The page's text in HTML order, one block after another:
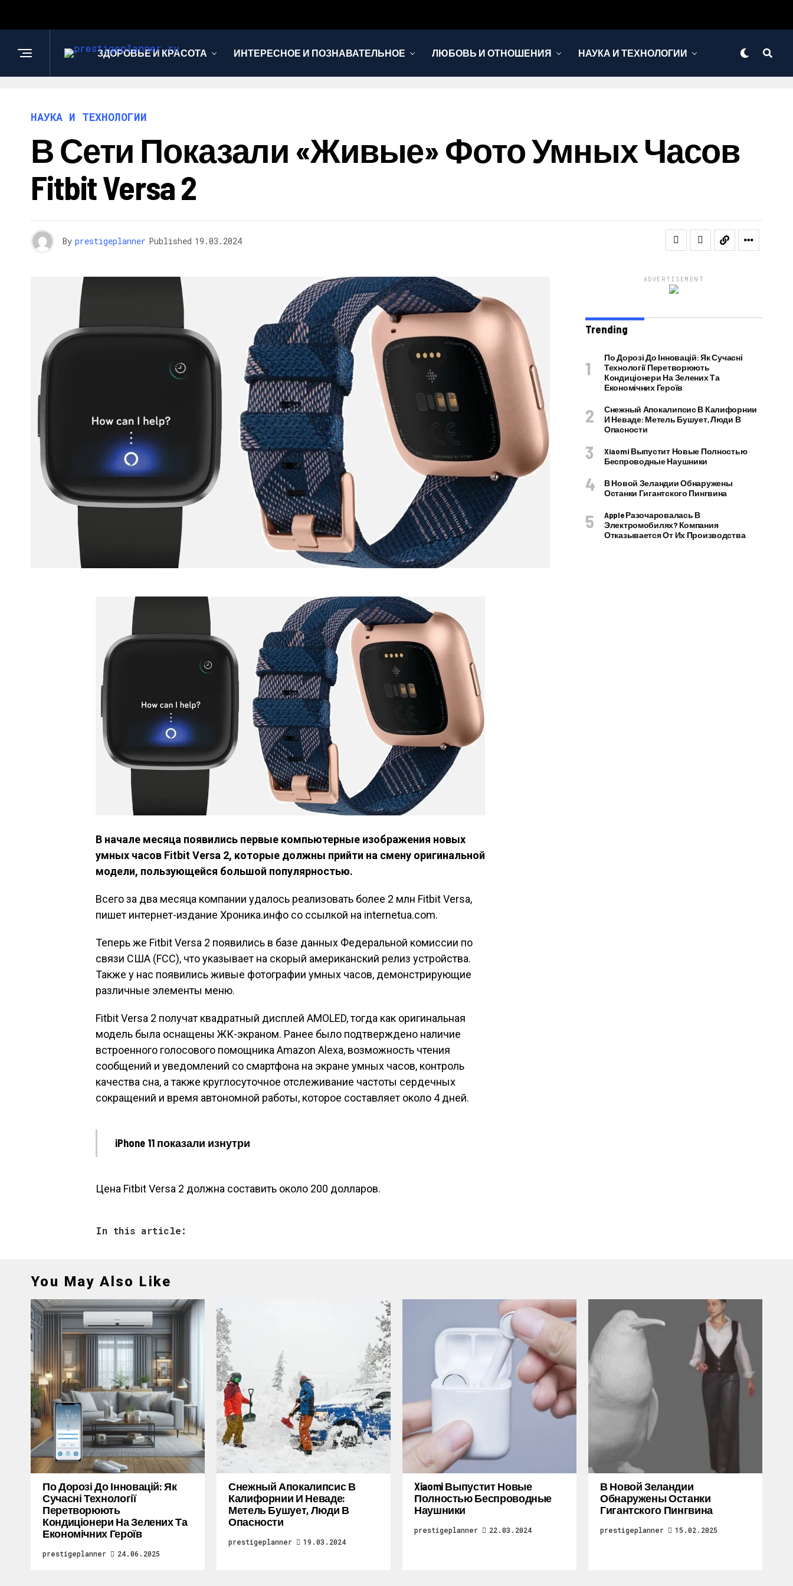
ЗДОРОВЬЕ И КРАСОТА ИНТЕРЕСНОЕ И ПОЗНАВАТЕЛЬНОЕ ЛЮБОВЬ И ОТНОШЕНИЯ НАУКА И ТЕХНОЛОГИИ
НАУКА И ТЕХНОЛОГИИ
В Сети Показали «живые» Фото Умных Часов
Fitbit Versa 2
By prestigeplanner Published 19.03.2024
В начале месяца появились первые компьютерные изображения новых
умных часов Fitbit Versa 2, которые должны прийти на смену оригинальной
модели, пользующейся большой популярностью.
Всего за два месяца компании удалось реализовать более 2 млн Fitbit Versa,
пишет интернет-издание Хроника.инфо со ссылкой на internetua.com.
Теперь же Fitbit Versa 2 появились в базе данных Федеральной комиссии по
связи США (FCC), что указывает на скорый американский релиз устройства.
Также у нас появились живые фотографии умных часов, демонстрирующие
различные элементы меню.
Fitbit Versa 2 получат квадратный дисплей AMOLED, тогда как оригинальная
модель была оснащены ЖК-экраном. Ранее было подтверждено наличие
встроенного голосового помощника Amazon Alexa, возможность чтения
сообщений и уведомлений со смартфона на экране умных часов, контроль
качества сна, а также круглосуточное отслеживание частоты сердечных
сокращений и время автономной работы, которое составляет около 4 дней.
iPhone 11 показали изнутри
Цена Fitbit Versa 2 должна составить около 200 долларов.
In this article:
ADVERTISEMENT
Trending
По Дорозі До Інновацій: Як Сучасні
Технології Перетворюють
Кондиціонери На Зелених Та
Економічних Героїв
Снежный Апокалипсис В Калифорнии
И Неваде: Метель Бушует, Люди В
Опасности
Xiaomi Выпустит Новые Полностью
Беспроводные Наушники
В Новой Зеландии Обнаружены
Останки Гигантского Пингвина
Apple Разочаровалась В
Электромобилях? Компания
Отказывается От Их Производства
You May Also Like
По Дорозі До Інновацій: Як
Сучасні Технології
Перетворюють
Кондиціонери На Зелених Та
Економічних Героїв
prestigeplanner 24.06.2025
Снежный Апокалипсис В
Калифорнии И Неваде:
Метель Бушует, Люди В
Опасности
prestigeplanner 19.03.2024
Xiaomi Выпустит Новые
Полностью Беспроводные
Наушники
prestigeplanner 22.03.2024
В Новой Зеландии
Обнаружены Останки
Гигантского Пингвина
prestigeplanner 15.02.2025